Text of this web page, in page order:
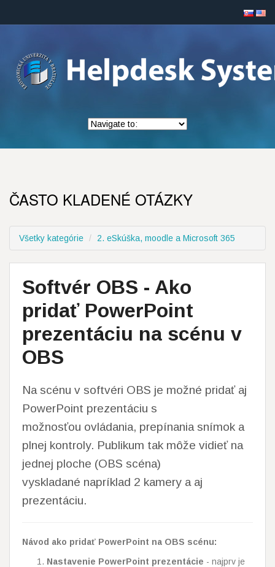
ČASTO KLADENÉ OTÁZKY
Všetky kategórie 2. eSkúška, moodle a Microsoft 365
Softvér OBS - Ako
pridať PowerPoint
prezentáciu na scénu v
OBS
Na scénu v softvéri OBS je možné pridať aj
PowerPoint prezentáciu s
možnosťou ovládania, prepínania snímok a
plnej kontroly. Publikum tak môže vidieť na
jednej ploche (OBS scéna)
vyskladané napríklad 2 kamery a aj
prezentáciu.
Návod ako pridať PowerPoint na OBS scénu:
Nastavenie PowerPoint prezentácie - najprv je